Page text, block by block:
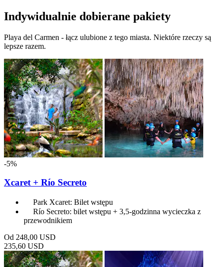
Indywidualnie dobierane pakiety
Playa del Carmen - łącz ulubione z tego miasta. Niektóre rzeczy są
lepsze razem.
-5%
Xcaret + Río Secreto
Park Xcaret: Bilet wstępu
Río Secreto: bilet wstępu + 3,5-godzinna wycieczka z
przewodnikiem
Od 248,00 USD
235,60 USD